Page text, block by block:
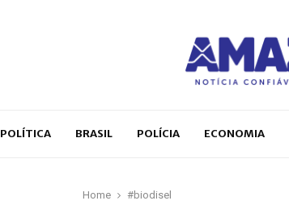
POLÍTICA BRASIL POLÍCIA ECONOMIA
Home #biodisel